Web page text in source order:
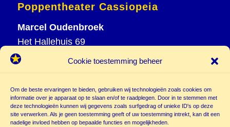
Cookie toestemming beheer
Om de beste ervaringen te bieden, gebruiken wij technologieën zoals cookies om
informatie over je apparaat op te slaan en/of te raadplegen. Door in te stemmen met
deze technologieën kunnen wij gegevens zoals surfgedrag of unieke ID's op deze
site verwerken. Als je geen toestemming geeft of uw toestemming intrekt, kan dit een
nadelige invloed hebben op bepaalde functies en mogelijkheden.
Poppentheater Cassiopeia
Marcel Oudenbroek
Het Hallehuis 69
3823 VH Amersfoort
M 06 20 26 94 61
info@
poppentheatercassiopeia.nl